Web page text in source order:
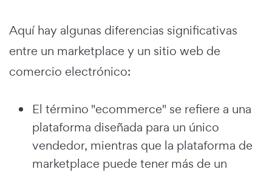
Aquí hay algunas diferencias significativas
entre un marketplace y un sitio web de
comercio electrónico:
El término "ecommerce" se refiere a una
plataforma diseñada para un único
vendedor, mientras que la plataforma de
marketplace puede tener más de un